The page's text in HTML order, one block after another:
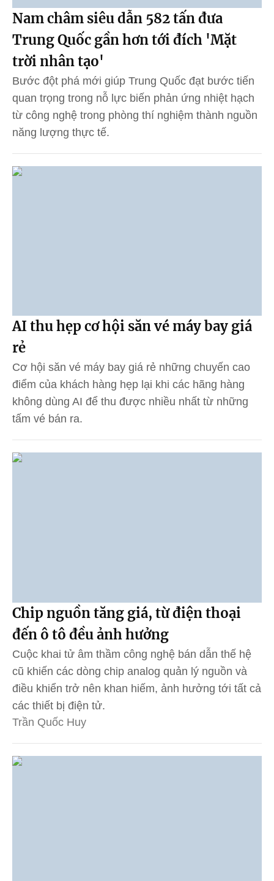
Nam châm siêu dẫn 582 tấn đưa
Trung Quốc gần hơn tới đích 'Mặt
trời nhân tạo'
Bước đột phá mới giúp Trung Quốc đạt bước tiến
quan trọng trong nỗ lực biến phản ứng nhiệt hạch
từ công nghệ trong phòng thí nghiệm thành nguồn
năng lượng thực tế.
AI thu hẹp cơ hội săn vé máy bay giá
rẻ
Cơ hội săn vé máy bay giá rẻ những chuyến cao
điểm của khách hàng hẹp lại khi các hãng hàng
không dùng AI để thu được nhiều nhất từ những
tấm vé bán ra.
Chip nguồn tăng giá, từ điện thoại
đến ô tô đều ảnh hưởng
Cuộc khai tử âm thầm công nghệ bán dẫn thế hệ
cũ khiến các dòng chip analog quản lý nguồn và
điều khiển trở nên khan hiếm, ảnh hưởng tới tất cả
các thiết bị điện tử.
Trần Quốc Huy